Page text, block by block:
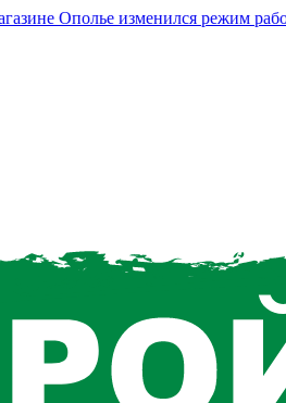
Ополье изменился режим работы.